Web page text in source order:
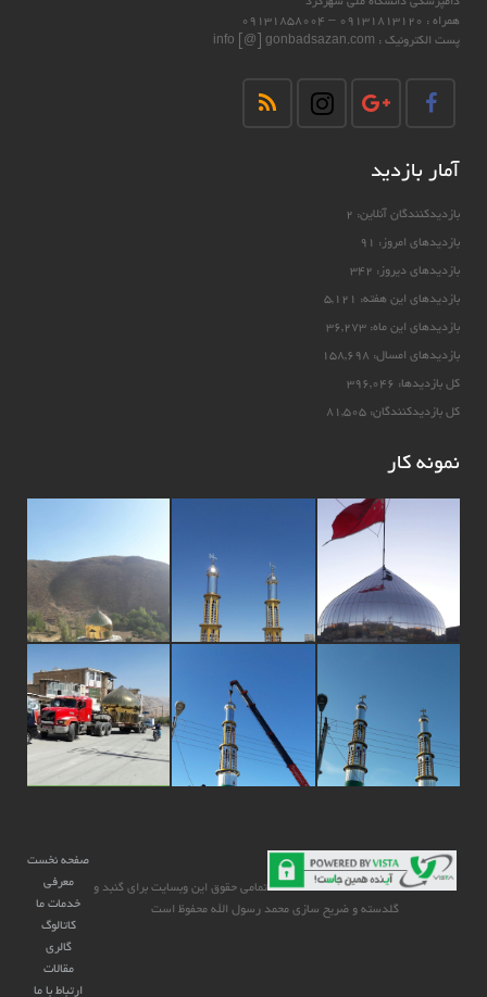
همراه : ۰۹۱۳۱۸۱۳۱۲۰ – ۰۹۱۳۱۸۵۸۰۰۴
پست الكترونيك : info [@] gonbadsazan.com
آمار بازدید
بازدیدکنندگان آنلاین: 2
بازدیدهای امروز: 91
بازدیدهای دیروز: 342
بازدیدهای این هفته: 5,121
بازدیدهای این ماه: 36,273
بازدیدهای امسال: 158,698
کل بازدیدها: 396,046
کل بازدیدکنند‌گان: 81,505
نمونه کار
صفحه نخست
معرفی
خدمات ما
کاتالوگ
گالری
مقالات
ارتباط با ما
تمامی حقوق این وبسایت برای گنبد و
گلدسته و ضریح سازی محمد رسول الله محفوظ است